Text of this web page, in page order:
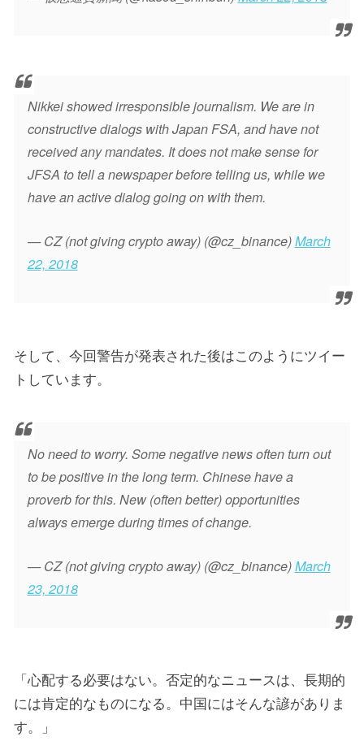
Nikkei showed irresponsible journalism. We are in
constructive dialogs with Japan FSA, and have not
received any mandates. It does not make sense for
JFSA to tell a newspaper before telling us, while we
have an active dialog going on with them.
— CZ (not giving crypto away) (@cz_binance)March
22, 2018
そして、今回警告が発表された後はこのようにツイー
トしています。
No need to worry. Some negative news often turn out
to be positive in the long term. Chinese have a
proverb for this. New (often better) opportunities
always emerge during times of change.
— CZ (not giving crypto away) (@cz_binance)March
23, 2018
「心配する必要はない。否定的なニュースは、長期的
には肯定的なものになる。中国にはそんな諺がありま
す。」